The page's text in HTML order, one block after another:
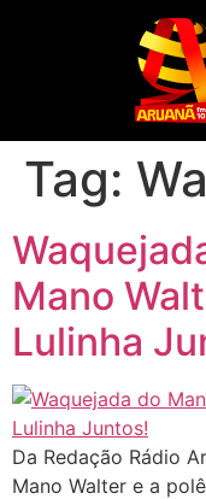
Tag:
Mano
Lulinha
Da Redação Rádio
Mano Walter e a